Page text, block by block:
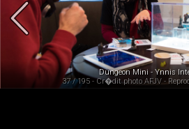
Dungeon Mini - Ynnis
37 / 195 - Cr�dit photo AFJV -